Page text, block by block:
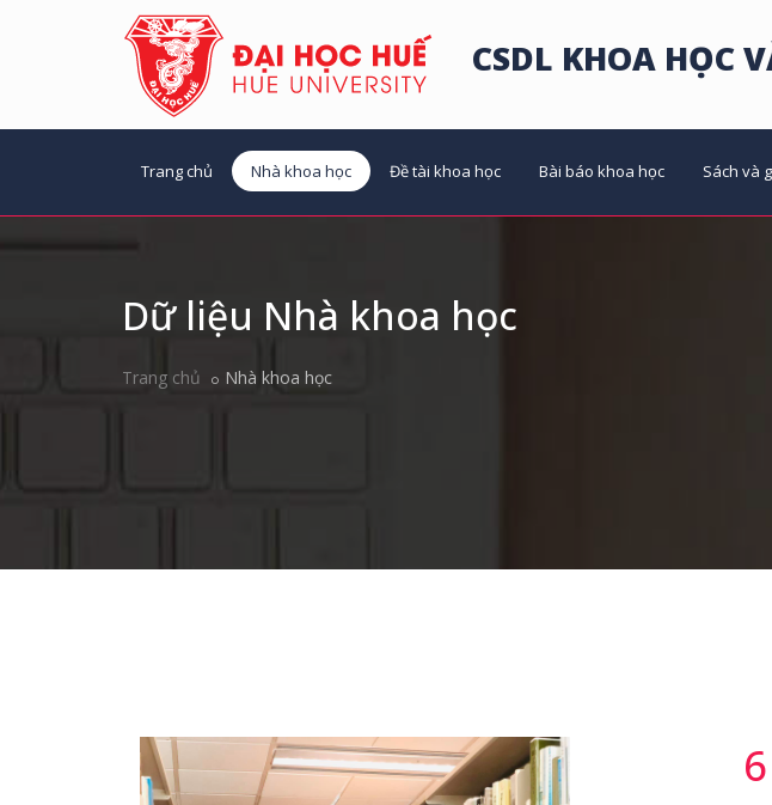
CSDL KHOA HỌC
Trang chủ Nhà khoa học Đề tài khoa học Bài báo khoa học Sách và
Dữ liệu Nhà khoa học
Trang chủ Nhà khoa học
6